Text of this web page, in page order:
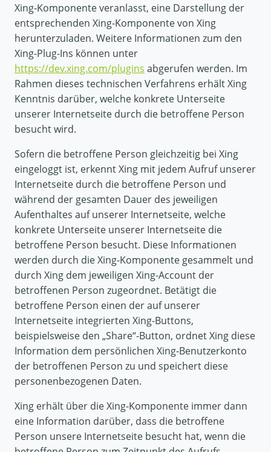
Xing-Komponente veranlasst, eine Darstellung der
entsprechenden Xing-Komponente von Xing
herunterzuladen. Weitere Informationen zum den
Xing-Plug-Ins können unter
https://dev.xing.com/plugins abgerufen werden. Im
Rahmen dieses technischen Verfahrens erhält Xing
Kenntnis darüber, welche konkrete Unterseite
unserer Internetseite durch die betroffene Person
besucht wird.
Sofern die betroffene Person gleichzeitig bei Xing
eingeloggt ist, erkennt Xing mit jedem Aufruf unserer
Internetseite durch die betroffene Person und
während der gesamten Dauer des jeweiligen
Aufenthaltes auf unserer Internetseite, welche
konkrete Unterseite unserer Internetseite die
betroffene Person besucht. Diese Informationen
werden durch die Xing-Komponente gesammelt und
durch Xing dem jeweiligen Xing-Account der
betroffenen Person zugeordnet. Betätigt die
betroffene Person einen der auf unserer
Internetseite integrierten Xing-Buttons,
beispielsweise den „Share“-Button, ordnet Xing diese
Information dem persönlichen Xing-Benutzerkonto
der betroffenen Person zu und speichert diese
personenbezogenen Daten.
Xing erhält über die Xing-Komponente immer dann
eine Information darüber, dass die betroffene
Person unsere Internetseite besucht hat, wenn die